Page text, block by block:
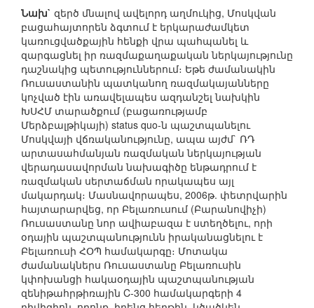
Նախ` զերծ մնալով ավելորդ աղմուկից, Մոսկվան
բացահայտորեն ձգտում է երկարաժամկետ
կառուցվածքային հենքի վրա պահպանել և
զարգացնել իր ռազմաքաղաքական ներկայությունը
դաշնակից պետություններում։ Եթե ժամանակին
Ռուսաստանին պատկանող ռազմակայանները
կոչված էին առավելապես ազդանշել նախկին
ԽՍՀՄ տարածքում (բացառությամբ
Մերձբալթիկայի) status quo-ն պաշտպանելու
Մոսկվայի վճռականությունը, ապա այժմ` ՌԴ
արտասահմանյան ռազմական ներկայության
վերադասավորման նախագիծը ենթադրում է
ռազմական սերտաճման որակապես այլ
մակարդակ։ Մասնավորապես, 2006թ. փետրվարին
հայտարարվեց, որ Բելառուսում (Բարանովիչի)
Ռուսաստանը նոր ավիաբազա է ստեղծելու, որի
օդային պաշտպանությունն իրականացնելու է
Բելառուսի ՀՕՊ համակարգը։ Մոտակա
ժամանակներս Ռուսաստանը Բելառուսին
կփոխանցի հակաօդային պաշտպանության
զենիթահրթիռային C-300 համակարգերի 4